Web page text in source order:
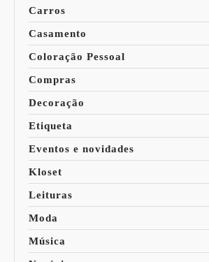
Carros
Casamento
Coloração Pessoal
Compras
Decoração
Etiqueta
Eventos e novidades
Kloset
Leituras
Moda
Música